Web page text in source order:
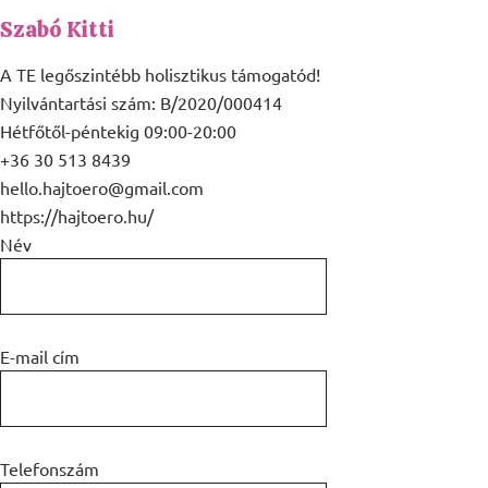
Szabó Kitti
A TE legőszintébb holisztikus támogatód!
Nyilvántartási szám: B/2020/000414
Hétfőtől-péntekig 09:00-20:00
+36 30 513 8439
hello.hajtoero@gmail.com
https://hajtoero.hu/
Név
E-mail cím
Telefonszám